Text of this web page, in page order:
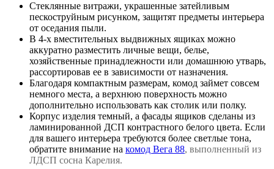
Стеклянные витражи, украшенные затейливым
пескоструйным рисунком, защитят предметы интерьера
от оседания пыли.
В 4-х вместительных выдвижных ящиках можно
аккуратно разместить личные вещи, белье,
хозяйственные принадлежности или домашнюю утварь,
рассортировав ее в зависимости от назначения.
Благодаря компактным размерам, комод займет совсем
немного места, а верхнюю поверхность можно
дополнительно использовать как столик или полку.
Корпус изделия темный, а фасады ящиков сделаны из
ламинированной ДСП контрастного белого цвета. Если
для вашего интерьера требуются более светлые тона,
обратите внимание на комод Вега 88, выполненный из
ЛДСП сосна Карелия.